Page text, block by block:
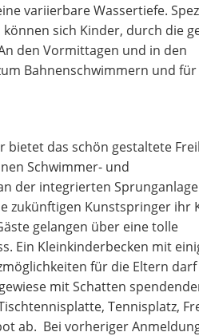
variierbare Wassertiefe.
sich Kinder, durch die
den Vormittagen und in den
Bahnenschwimmern und für
bietet das schön gestaltete
Schwimmer- und
der integrierten Sprunganlage
zukünftigen Kunstspringer ihr
gelangen über eine tolle
Ein Kleinkinderbecken mit
für die Eltern
mit Schatten
Tennisplatz,
ab. Bei vorheriger